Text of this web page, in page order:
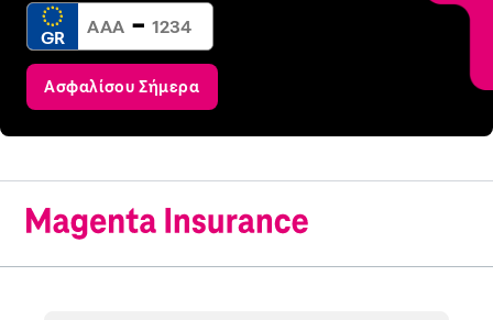
GR -
Ασφαλίσου Σήμερα